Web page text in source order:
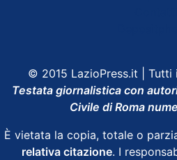
© 2015 LazioPress.it | Tutti
Testata giornalistica con
Civile di Roma
È vietata la copia, totale o
relativa citazione. I